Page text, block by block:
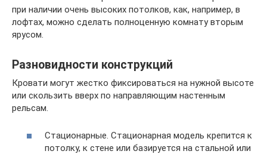
при наличии очень высоких потолков, как, например, в
лофтах, можно сделать полноценную комнату вторым
ярусом.
Разновидности конструкций
Кровати могут жестко фиксироваться на нужной высоте
или скользить вверх по направляющим настенным
рельсам.
Стационарные. Стационарная модель крепится к
потолку, к стене или базируется на стальной или